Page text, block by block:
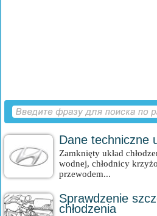
Dane techniczne
Zamknięty układ
wodnej, chłodnicy
przewodem...
Sprawdzenie
chłodzenia